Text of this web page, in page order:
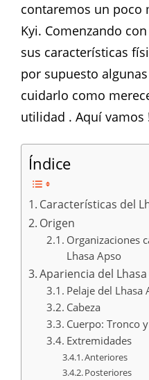
contaremos un poco
Kyi. Comenzando
sus características
por supuesto
cuidarlo como
utilidad . Aquí vamos
Índice
Características del
Origen
Organizaciones
Lhasa Apso
Apariencia del
Pelaje del Lhasa
Cabeza
Cuerpo: Tronco
Extremidades
Anteriores
Posteriores